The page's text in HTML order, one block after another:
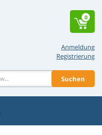
Anmeldung
Registrierung
Suchen
0